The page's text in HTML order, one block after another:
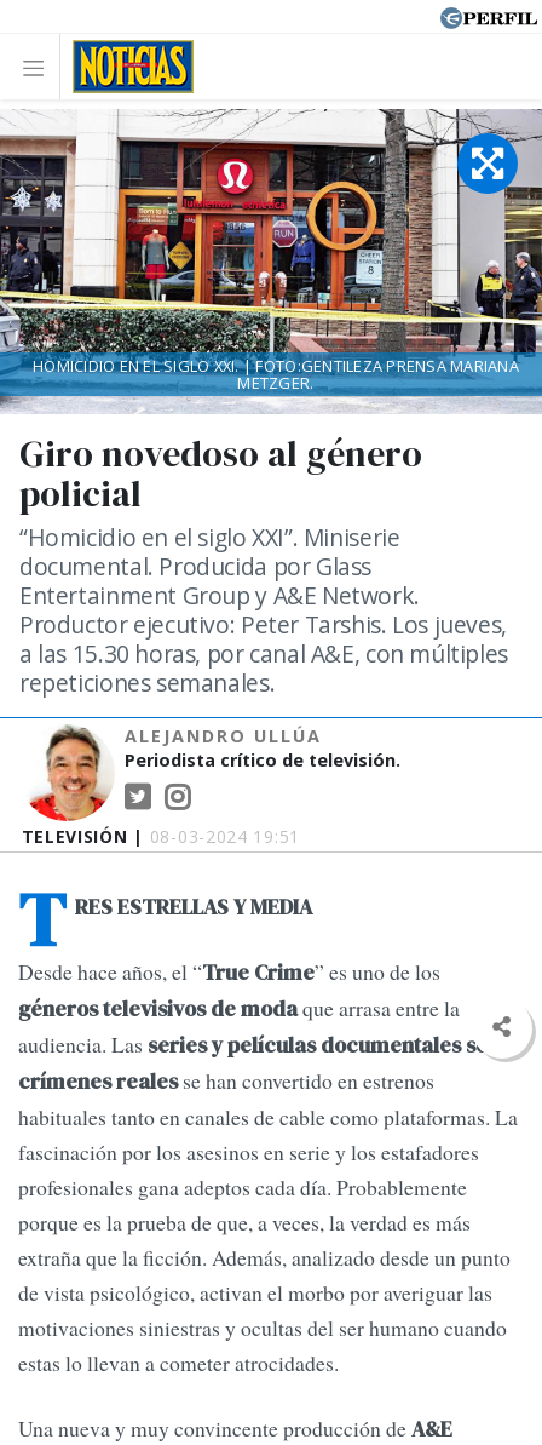
TELEVISIÓN | 08-03-2024 19:51
Giro novedoso al género
policial
“Homicidio en el siglo XXI”. Miniserie
documental. Producida por Glass
Entertainment Group y A&E Network.
Productor ejecutivo: Peter Tarshis. Los jueves,
a las 15.30 horas, por canal A&E, con múltiples
repeticiones semanales.
ALEJANDRO ULLÚA
Periodista crítico de televisión.
HOMICIDIO EN EL SIGLO XXI. | FOTO:GENTILEZA PRENSA MARIANA
METZGER.
T RES ESTRELLAS Y MEDIA
Desde hace años, el “True Crime” es uno de los
géneros televisivos de modaque arrasa entre la
audiencia. Las series y películas documentales sobre
crímenes realesse han convertido en estrenos
habituales tanto en canales de cable como plataformas. La
fascinación por los asesinos en serie y los estafadores
profesionales gana adeptos cada día. Probablemente
porque es la prueba de que, a veces, la verdad es más
extraña que la ficción. Además, analizado desde un punto
de vista psicológico, activan el morbo por averiguar las
motivaciones siniestras y ocultas del ser humano cuando
estas lo llevan a cometer atrocidades.
Una nueva y muy convincente producción deA&E